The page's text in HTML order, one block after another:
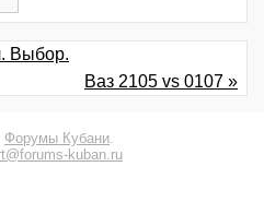
Выбор.
Ваз 2105 vs 0107 »
Форумы Кубани.
kuban.ru